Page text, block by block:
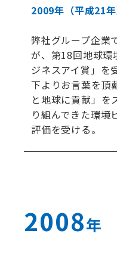
2009年 （平成21年
弊社グループ企業
が、第18回地球環
ジネスアイ賞」を
下よりお言葉を頂
と地球に貢献」を
り組んできた環境
評価を受ける。
2008年